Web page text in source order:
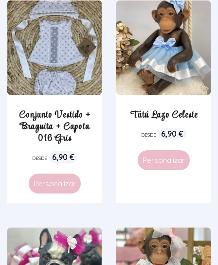
Conjunto Vestido +
Braguita + Capota
016 Gris
DESDE 6,90 €
Personalizar
Tutú Lazo Celeste
DESDE 6,90 €
Personalizar